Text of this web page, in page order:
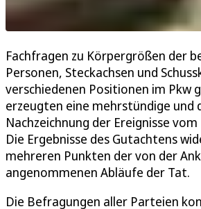
Fachfragen zu Körpergrößen der
Personen, Steckachsen und
verschiedenen Positionen im Pkw
erzeugten eine mehrstündige und
Nachzeichnung der Ereignisse
Die Ergebnisse des Gutachtens
mehreren Punkten der von der
angenommenen Abläufe der Tat.
Die Befragungen aller Parteien